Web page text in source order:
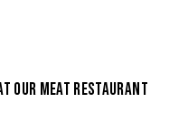
OUR MEAT RESTAURANT